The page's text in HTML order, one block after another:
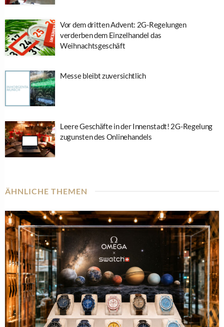
Vor dem dritten Advent: 2G-Regelungen
verderben dem Einzelhandel das
Weihnachtsgeschäft
Messe bleibt zuversichtlich
Leere Geschäfte in der Innenstadt! 2G-Regelung
zugunsten des Onlinehandels
ÄHNLICHE THEMEN